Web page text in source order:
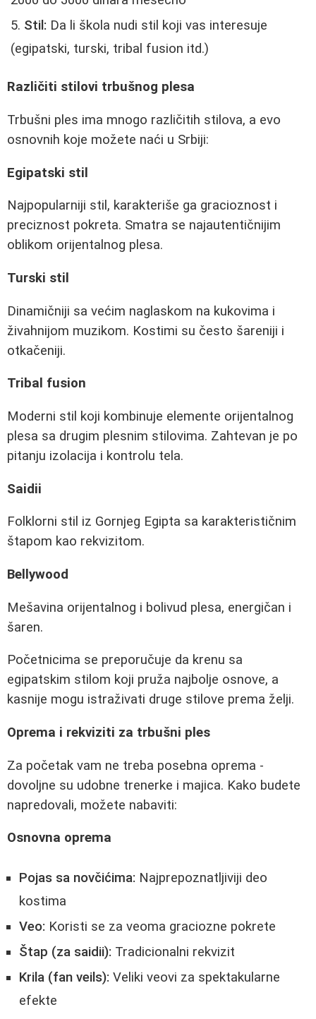
Stil: Da li škola nudi stil koji vas interesuje
(egipatski, turski, tribal fusion itd.)
Različiti stilovi trbušnog plesa
Trbušni ples ima mnogo različitih stilova, a evo
osnovnih koje možete naći u Srbiji:
Egipatski stil
Najpopularniji stil, karakteriše ga gracioznost i
preciznost pokreta. Smatra se najautentičnijim
oblikom orijentalnog plesa.
Turski stil
Dinamičniji sa većim naglaskom na kukovima i
živahnijom muzikom. Kostimi su često šareniji i
otkačeniji.
Tribal fusion
Moderni stil koji kombinuje elemente orijentalnog
plesa sa drugim plesnim stilovima. Zahtevan je po
pitanju izolacija i kontrolu tela.
Saidii
Folklorni stil iz Gornjeg Egipta sa karakterističnim
štapom kao rekvizitom.
Bellywood
Mešavina orijentalnog i bolivud plesa, energičan i
šaren.
Početnicima se preporučuje da krenu sa
egipatskim stilom koji pruža najbolje osnove, a
kasnije mogu istraživati druge stilove prema želji.
Oprema i rekviziti za trbušni ples
Za početak vam ne treba posebna oprema -
dovoljne su udobne trenerke i majica. Kako budete
napredovali, možete nabaviti:
Osnovna oprema
Pojas sa novčićima: Najprepoznatljiviji deo
kostima
Veo: Koristi se za veoma graciozne pokrete
Štap (za saidii): Tradicionalni rekvizit
Krila (fan veils): Veliki veovi za spektakularne
efekte